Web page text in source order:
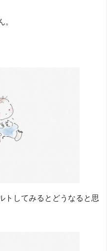
。
トしてみるとどうなると思